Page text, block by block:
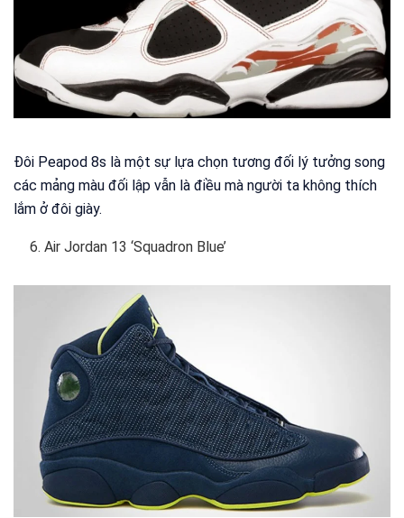
Đôi Peapod 8s là một sự lựa chọn tương đối lý tưởng song
các mảng màu đối lập vẫn là điều mà người ta không thích
lắm ở đôi giày.
Air Jordan 13 ‘Squadron Blue’